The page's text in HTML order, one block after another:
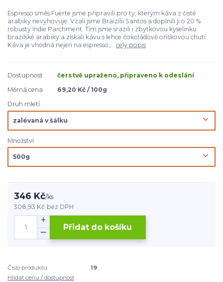
Espresso směs Fuerte jsme připravili pro ty, kterým káva z čisté
arabiky nevyhovuje. Vzali jsme Braizílii Santos a doplnili ji o 20 %
robusty Indie Parchment. Tím jsme srazili i zbytkovou kyselinku
brazilské arabiky a získali kávu s lehce čokoládově oříškovou chutí.
Káva je vhodná nejen na espresso,... celý popis
Dostupnost
čerstvě upraženo, připraveno k odeslání
Měrná cena
69,20 Kč / 100g
Druh mletí
Množství
346 Kč/ks
308,93 Kč bez DPH
Přidat do košíku
Číslo produktu:
19
Hlídat cenu / dostupnost